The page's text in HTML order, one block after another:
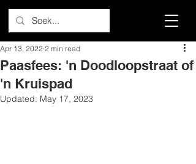
Paasfees: 'n Doodloopstraat of
'n Kruispad
Apr 13, 2022 2 min read
Updated: May 17, 2023